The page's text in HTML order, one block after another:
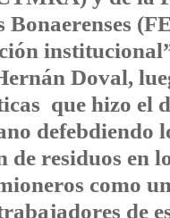
Bonaerenses
Doval,
que hizo el
defebdiendo
de residuos en
como
de